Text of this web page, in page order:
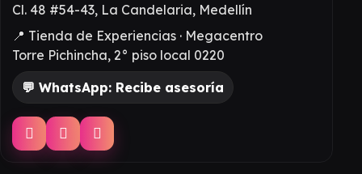
Cl. 48 #54-43, La Candelaria, Medellín
📍 Tienda de Experiencias · Megacentro
Torre Pichincha, 2° piso local 0220
💬 WhatsApp: Recibe asesoría